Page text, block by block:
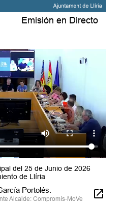
Emisión en Directo
del 25 de Junio de 2026
de Llíria
d'alcalde i regidor - Grup
Compromís-MOVE
PSPV-PSOE
J. Fombuena Valle
Grup Municipal PSPV-PSOE
Bañuls - Alcalde de Llíria
PSPV-PSOE
MilioTío
- Grup Municipal VOX
Bañuls - Alcalde de Llíria
PSPV-PSOE
Portolés.
Alcalde: Compromís-MoVe